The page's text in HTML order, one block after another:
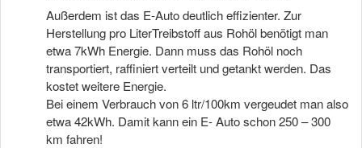
Außerdem ist das E-Auto deutlich effizienter. Zur
Herstellung pro LiterTreibstoff aus Rohöl benötigt man
etwa 7kWh Energie. Dann muss das Rohöl noch
transportiert, raffiniert verteilt und getankt werden. Das
kostet weitere Energie.
Bei einem Verbrauch von 6 ltr/100km vergeudet man also
etwa 42kWh. Damit kann ein E- Auto schon 250 – 300
km fahren!